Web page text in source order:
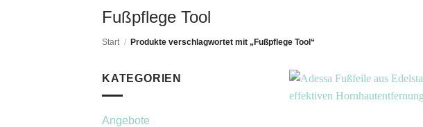
Fußpflege Tool
Start / Produkte verschlagwortet mit „Fußpflege Tool“
KATEGORIEN
Angebote